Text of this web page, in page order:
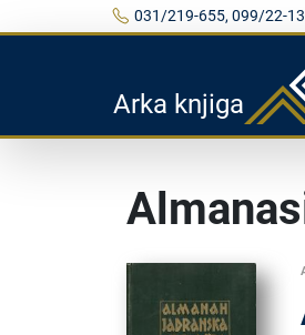
031/219-655, 099/22-
Arka knjiga